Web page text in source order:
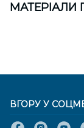
МАТЕРІАЛИ
ВГОРУ У